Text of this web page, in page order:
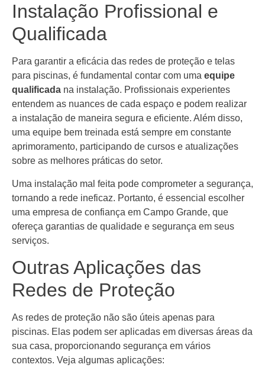
Instalação Profissional e
Qualificada
Para garantir a eficácia das redes de proteção e telas
para piscinas, é fundamental contar com uma equipe
qualificada na instalação. Profissionais experientes
entendem as nuances de cada espaço e podem realizar
a instalação de maneira segura e eficiente. Além disso,
uma equipe bem treinada está sempre em constante
aprimoramento, participando de cursos e atualizações
sobre as melhores práticas do setor.
Uma instalação mal feita pode comprometer a segurança,
tornando a rede ineficaz. Portanto, é essencial escolher
uma empresa de confiança em Campo Grande, que
ofereça garantias de qualidade e segurança em seus
serviços.
Outras Aplicações das
Redes de Proteção
As redes de proteção não são úteis apenas para
piscinas. Elas podem ser aplicadas em diversas áreas da
sua casa, proporcionando segurança em vários
contextos. Veja algumas aplicações: